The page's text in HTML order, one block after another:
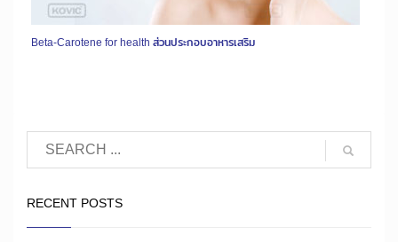
Beta-Carotene for health ส่วนประกอบอาหารเสริม
RECENT POSTS